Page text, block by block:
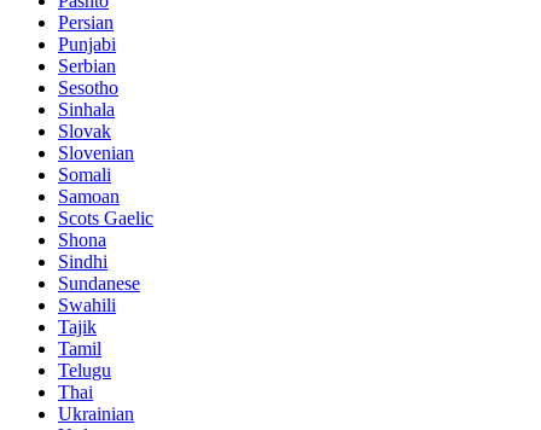
Persian
Punjabi
Serbian
Sesotho
Sinhala
Slovak
Slovenian
Somali
Samoan
Scots Gaelic
Shona
Sindhi
Sundanese
Swahili
Tajik
Tamil
Telugu
Thai
Ukrainian